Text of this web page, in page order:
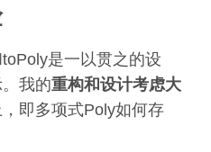
是一以贯之的设
我的重构和设计考虑大
即多项式Poly如何存